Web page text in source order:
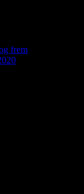
frem